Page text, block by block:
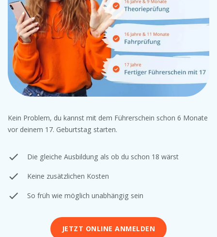
Kein Problem, du kannst mit dem Führerschein schon 6 Monate
vor deinem 17. Geburtstag starten.
Die gleiche Ausbildung als ob du schon 18 wärst
Keine zusätzlichen Kosten
So früh wie möglich unabhängig sein
JETZT ONLINE ANMELDEN